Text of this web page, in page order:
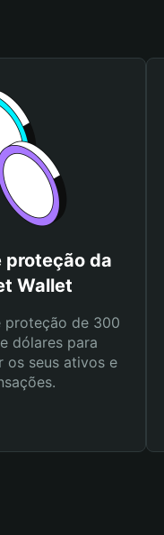
proteção da
Wallet
proteção de 300
dólares para
os seus ativos e